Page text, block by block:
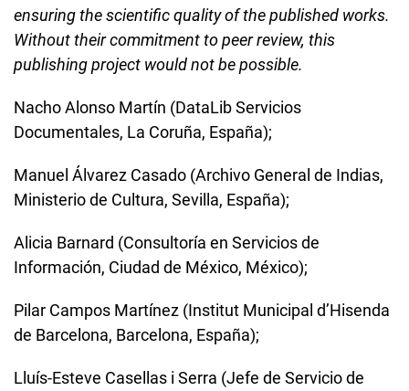
ensuring the scientific quality of the published works.
Without their commitment to peer review, this
publishing project would not be possible.
Nacho Alonso Martín (DataLib Servicios
Documentales, La Coruña, España);
Manuel Álvarez Casado (Archivo General de Indias,
Ministerio de Cultura, Sevilla, España);
Alicia Barnard (Consultoría en Servicios de
Información, Ciudad de México, México);
Pilar Campos Martínez (Institut Municipal d’Hisenda
de Barcelona, Barcelona, España);
Lluís-Esteve Casellas i Serra (Jefe de Servicio de